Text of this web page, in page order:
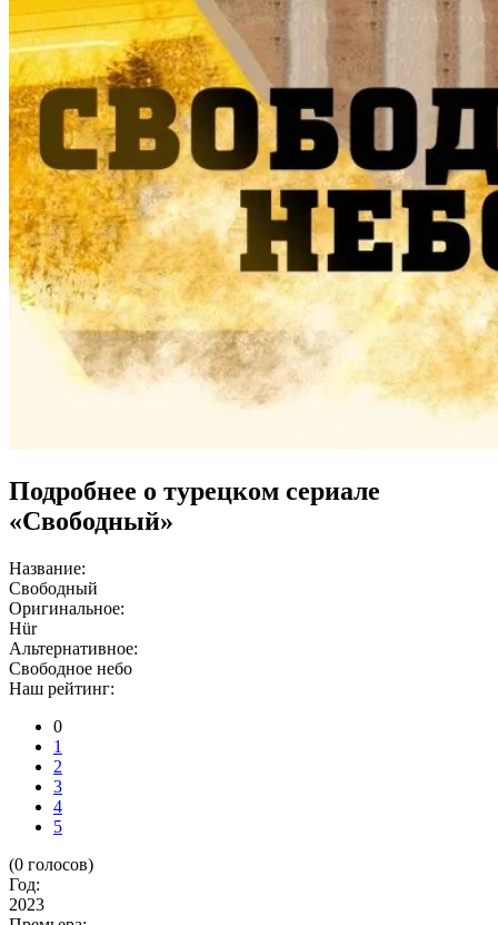
Подробнее о турецком сериале
«Cвободный»
Название:
Cвободный
Оригинальное:
Hür
Альтернативное:
Свободное небо
Наш рейтинг:
0
1
2
3
4
5
(0 голосов)
Год:
2023